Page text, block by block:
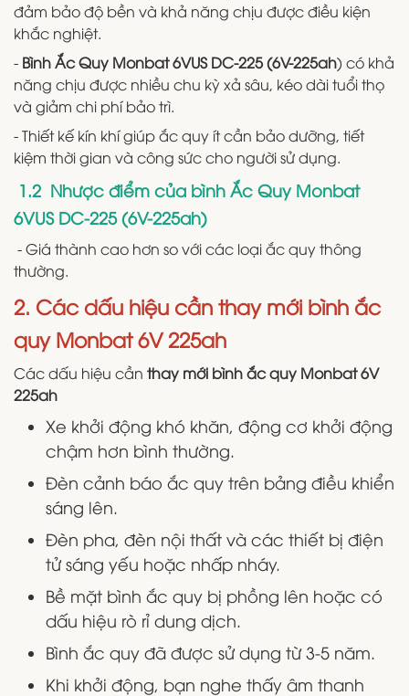
đảm bảo độ bền và khả năng chịu được điều kiện
khắc nghiệt.
- Bình Ắc Quy Monbat 6VUS DC-225 (6V-225ah) có khả
năng chịu được nhiều chu kỳ xả sâu, kéo dài tuổi thọ
và giảm chi phí bảo trì.
- Thiết kế kín khí giúp ắc quy ít cần bảo dưỡng, tiết
kiệm thời gian và công sức cho người sử dụng.
1.2 Nhược điểm của bình Ắc Quy Monbat
6VUS DC-225 (6V-225ah)
- Giá thành cao hơn so với các loại ắc quy thông
thường.
2. Các dấu hiệu cần thay mới bình ắc
quy Monbat 6V 225ah
Các dấu hiệu cần thay mới bình ắc quy Monbat 6V
225ah
Xe khởi động khó khăn, động cơ khởi động
chậm hơn bình thường.
Đèn cảnh báo ắc quy trên bảng điều khiển
sáng lên.
Đèn pha, đèn nội thất và các thiết bị điện
tử sáng yếu hoặc nhấp nháy.
Bề mặt bình ắc quy bị phồng lên hoặc có
dấu hiệu rò rỉ dung dịch.
Bình ắc quy đã được sử dụng từ 3-5 năm.
Khi khởi động, bạn nghe thấy âm thanh